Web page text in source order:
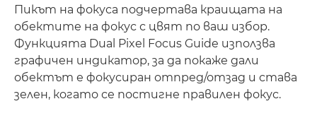
Пикът на фокуса подчертава краищата на
обектите на фокус с цвят по ваш избор.
Функцията Dual Pixel Focus Guide използва
графичен индикатор, за да покаже дали
обектът е фокусиран отпред/отзад и става
зелен, когато се постигне правилен фокус.